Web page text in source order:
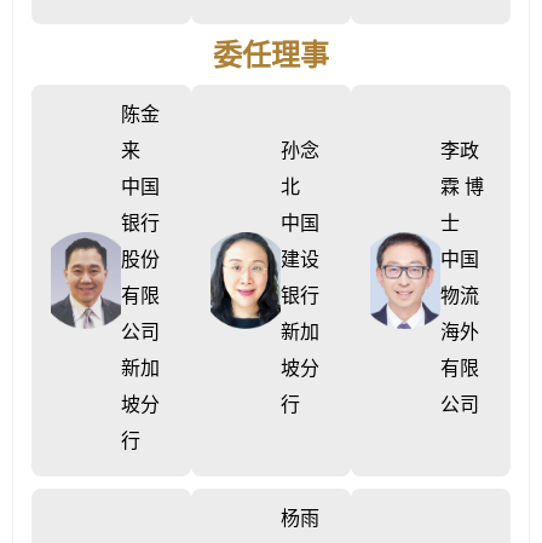
委任理事
陈金
来
中国
银行
股份
有限
公司
新加
坡分
行
孙念
北
中国
建设
银行
新加
坡分
行
李政
霖 博
士
中国
物流
海外
有限
公司
杨雨